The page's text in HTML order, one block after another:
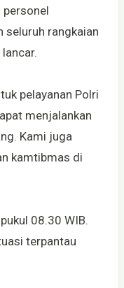
personel
seluruh rangkaian
pelayanan Polri
menjalankan
Kami juga
kamtibmas di
08.30 WIB.
terpantau